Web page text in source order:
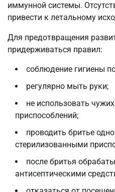
иммунной системы.
привести к летальному
Для предотвращения
придерживаться правил:
соблюдение гигиены
регулярно мыть руки;
не использовать
приспособлений;
проводить бритье
стерилизованными
после бритья
антисептическими